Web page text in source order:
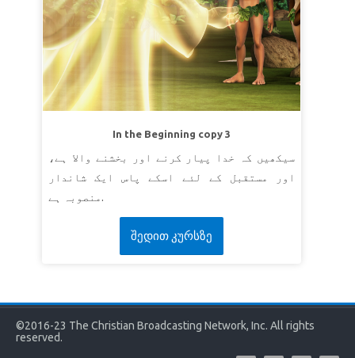
In the Beginning copy 3
سیکھیں کہ خدا پیار کرنے اور بخشنے والا ہے،
اور مستقبل کے لئے اسکے پاس ایک شاندار
منصوبہ ہے.
შედით კურსზე
©2016-23 The Christian Broadcasting Network, Inc. All rights
reserved.